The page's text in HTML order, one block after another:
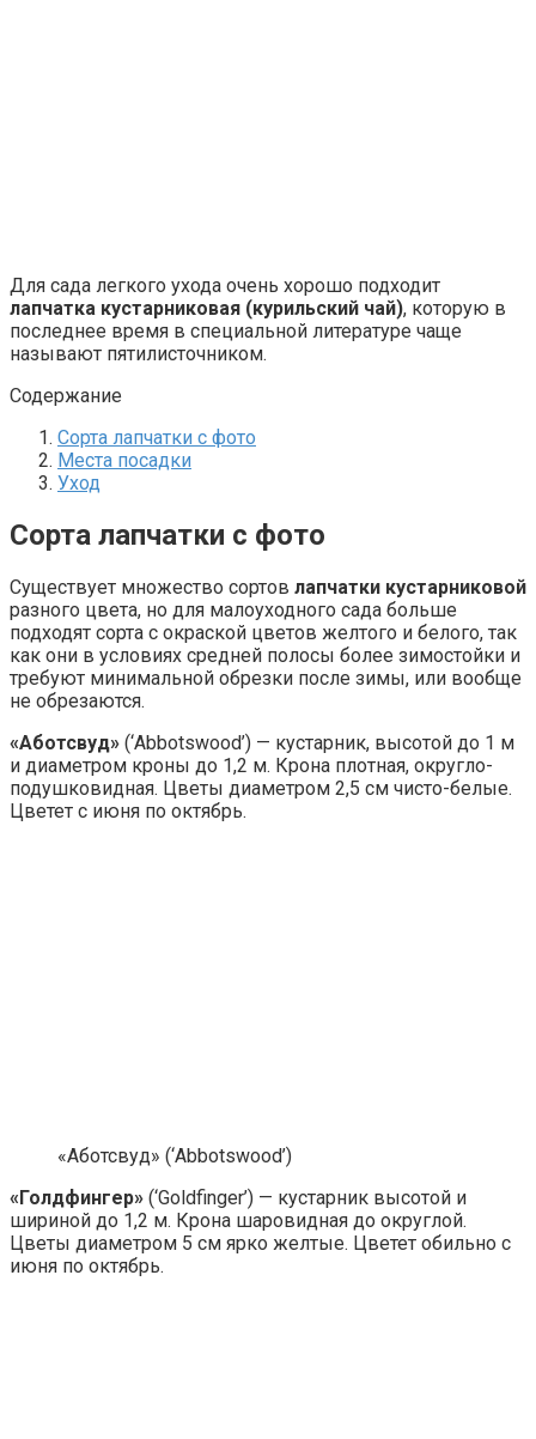
Для сада легкого ухода очень хорошо подходит
лапчатка кустарниковая (курильский чай), которую в
последнее время в специальной литературе чаще
называют пятилисточником.
Содержание
Сорта лапчатки с фото
Места посадки
Уход
Сорта лапчатки с фото
Существует множество сортов лапчатки кустарниковой
разного цвета, но для малоуходного сада больше
подходят сорта с окраской цветов желтого и белого, так
как они в условиях средней полосы более зимостойки и
требуют минимальной обрезки после зимы, или вообще
не обрезаются.
«Аботсвуд» (‘Abbotswood’) — кустарник, высотой до 1 м
и диаметром кроны до 1,2 м. Крона плотная, округло-
подушковидная. Цветы диаметром 2,5 см чисто-белые.
Цветет с июня по октябрь.
«Аботсвуд» (‘Abbotswood’)
«Голдфингер» (‘Goldfinger’) — кустарник высотой и
шириной до 1,2 м. Крона шаровидная до округлой.
Цветы диаметром 5 см ярко желтые. Цветет обильно с
июня по октябрь.